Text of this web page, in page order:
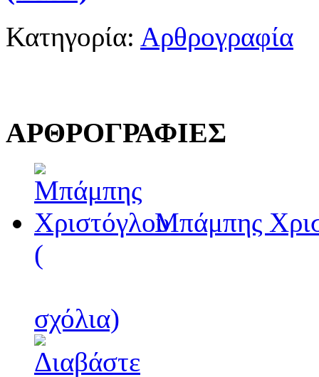
Κατηγορία: Αρθρογραφία
ΑΡΘΡΟΓΡΑΦΙΕΣ
Μπάμπης
(
σχόλια)